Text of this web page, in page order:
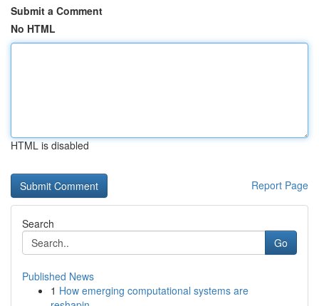
Submit a Comment
No HTML
HTML is disabled
Report Page
Search
Go
Published News
1 How emerging computational systems are